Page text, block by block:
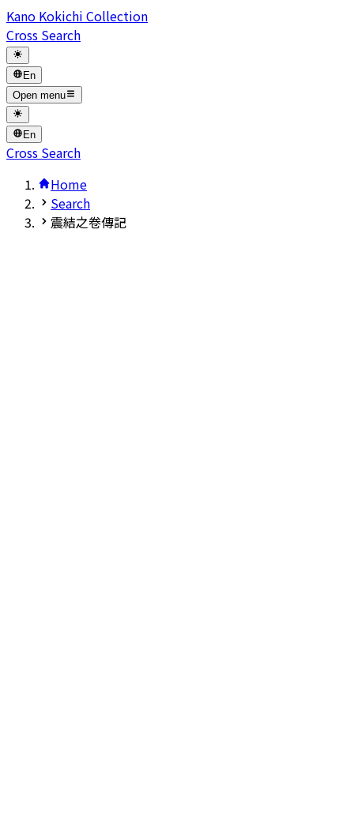
Kano Kokichi Collection
Cross Search
En
Open menu
En
Cross Search
Home
Search
震結之卷傳記